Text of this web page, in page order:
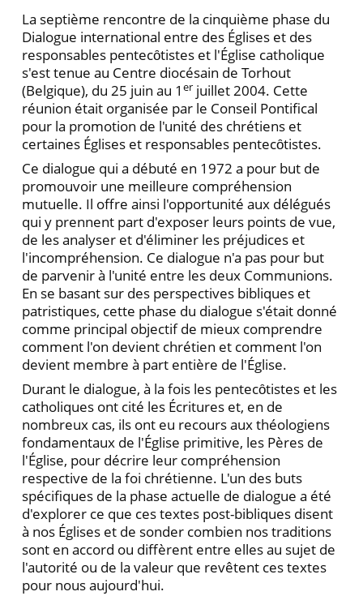
La septième rencontre de la cinquième phase du
Dialogue international entre des Églises et des
responsables pentecȏtistes et l'Église catholique
s'est tenue au Centre diocésain de Torhout
(Belgique), du 25 juin au 1 er juillet 2004. Cette
réunion était organisée par le Conseil Pontifical
pour la promotion de l'unité des chrétiens et
certaines Églises et responsables pentecȏtistes.
Ce dialogue qui a débuté en 1972 a pour but de
promouvoir une meilleure compréhension
mutuelle. Il offre ainsi l'opportunité aux délégués
qui y prennent part d'exposer leurs points de vue,
de les analyser et d'éliminer les préjudices et
l'incompréhension. Ce dialogue n'a pas pour but
de parvenir à l'unité entre les deux Communions.
En se basant sur des perspectives bibliques et
patristiques, cette phase du dialogue s'était donné
comme principal objectif de mieux comprendre
comment l'on devient chrétien et comment l'on
devient membre à part entière de l'Église.
Durant le dialogue, à la fois les pentecȏtistes et les
catholiques ont cité les Écritures et, en de
nombreux cas, ils ont eu recours aux théologiens
fondamentaux de l'Église primitive, les Pères de
l'Église, pour décrire leur compréhension
respective de la foi chrétienne. L'un des buts
spécifiques de la phase actuelle de dialogue a été
d'explorer ce que ces textes post-bibliques disent
à nos Églises et de sonder combien nos traditions
sont en accord ou diffèrent entre elles au sujet de
l'autorité ou de la valeur que revêtent ces textes
pour nous aujourd'hui.